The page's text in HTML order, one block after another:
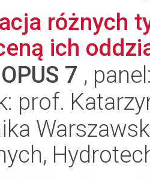
różnych
ich
OPUS 7 ,
prof.